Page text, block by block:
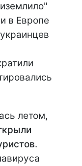
в Европе
летом,
.